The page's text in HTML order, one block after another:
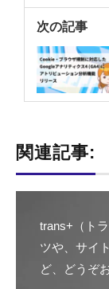
次の記事
関連記事:
trans+（ト
ツや、サイ
ど、どうぞ